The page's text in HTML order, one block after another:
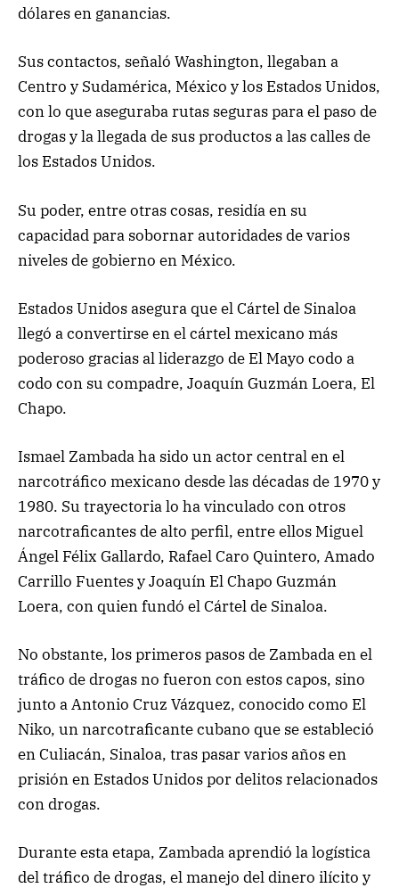
dólares en ganancias.
Sus contactos, señaló Washington, llegaban a
Centro y Sudamérica, México y los Estados Unidos,
con lo que aseguraba rutas seguras para el paso de
drogas y la llegada de sus productos a las calles de
los Estados Unidos.
Su poder, entre otras cosas, residía en su
capacidad para sobornar autoridades de varios
niveles de gobierno en México.
Estados Unidos asegura que el Cártel de Sinaloa
llegó a convertirse en el cártel mexicano más
poderoso gracias al liderazgo de El Mayo codo a
codo con su compadre, Joaquín Guzmán Loera, El
Chapo.
Ismael Zambada ha sido un actor central en el
narcotráfico mexicano desde las décadas de 1970 y
1980. Su trayectoria lo ha vinculado con otros
narcotraficantes de alto perfil, entre ellos Miguel
Ángel Félix Gallardo, Rafael Caro Quintero, Amado
Carrillo Fuentes y Joaquín El Chapo Guzmán
Loera, con quien fundó el Cártel de Sinaloa.
No obstante, los primeros pasos de Zambada en el
tráfico de drogas no fueron con estos capos, sino
junto a Antonio Cruz Vázquez, conocido como El
Niko, un narcotraficante cubano que se estableció
en Culiacán, Sinaloa, tras pasar varios años en
prisión en Estados Unidos por delitos relacionados
con drogas.
Durante esta etapa, Zambada aprendió la logística
del tráfico de drogas, el manejo del dinero ilícito y